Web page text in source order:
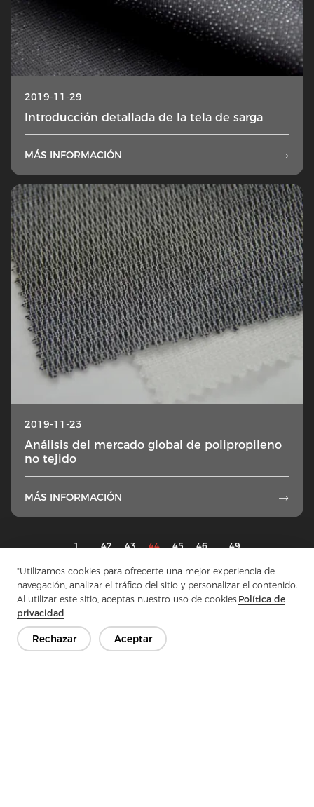
"Utilizamos cookies para ofrecerte una mejor experiencia de
navegación, analizar el tráfico del sitio y personalizar el contenido.
Al utilizar este sitio, aceptas nuestro uso de cookies.Política de
privacidad
Rechazar Aceptar
2019-11-29
Introducción detallada de la tela de sarga
MÁS INFORMACIÓN 
2019-11-23
Análisis del mercado global de polipropileno
no tejido
MÁS INFORMACIÓN 
1 ... 42 43 44 45 46 ... 49
Ponte en contacto
¿Tienes preguntas? ¡Tenemos respuestas!